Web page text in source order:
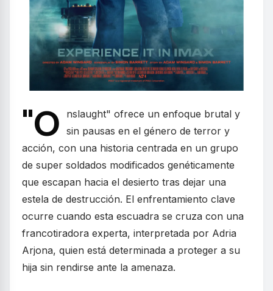
"O
nslaught" ofrece un enfoque brutal y
sin pausas en el género de terror y
acción, con una historia centrada en un grupo
de super soldados modificados genéticamente
que escapan hacia el desierto tras dejar una
estela de destrucción. El enfrentamiento clave
ocurre cuando esta escuadra se cruza con una
francotiradora experta, interpretada por Adria
Arjona, quien está determinada a proteger a su
hija sin rendirse ante la amenaza.